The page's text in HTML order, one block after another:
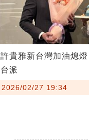
許貴雅新台灣加油熄
台派
2026/02/27 19:34